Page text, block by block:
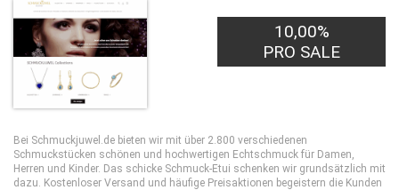
10,00%
PRO SALE
Bei Schmuckjuwel.de bieten wir mit über 2.800 verschiedenen
Schmuckstücken schönen und hochwertigen Echtschmuck für Damen,
Herren und Kinder. Das schicke Schmuck-Etui schenken wir grundsätzlich mit
dazu. Kostenloser Versand und häufige Preisaktionen begeistern die Kunden